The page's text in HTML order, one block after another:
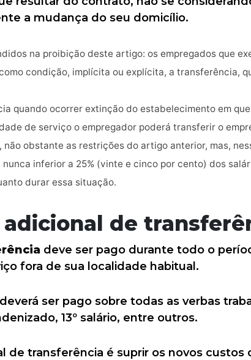
a mudança do seu domicílio.
na proibição deste artigo: os empregados que
condição, implícita ou explícita, a transferência,
quando ocorrer extinção do estabelecimento em
de serviço o empregador poderá transferir o
obstante as restrições do artigo anterior, mas,
nunca inferior a 25% (vinte e cinco por cento) dos
durar essa situação.
adicional de
deve ser pago durante todo o
fora de sua localidade habitual.
ser pago sobre todas as verbas
13º salário, entre outros.
de transferência é suprir os novos custos